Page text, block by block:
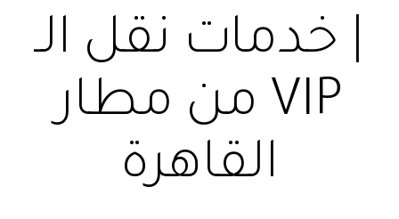
| خدمات نقل الـ
VIP من مطار
القاهرة